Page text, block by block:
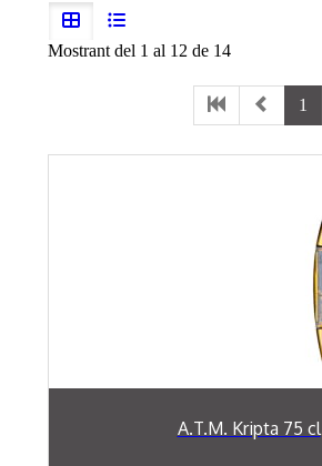
Mostrant del 1 al 12 de 14
1
A.T.M. Kripta 75 cl